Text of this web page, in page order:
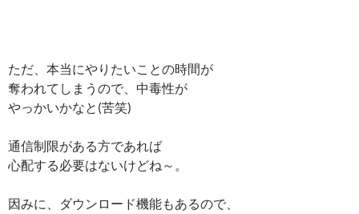
ただ、本当にやりたいことの時間が
奪われてしまうので、中毒性が
やっかいかなと(苦笑)
通信制限がある方であれば
心配する必要はないけどね～。
因みに、ダウンロード機能もあるので、